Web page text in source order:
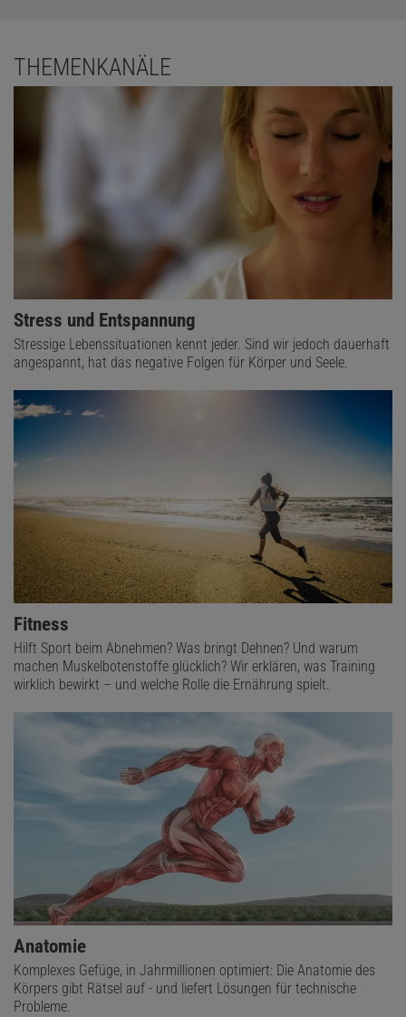
THEMENKANÄLE
Stress und Entspannung
Stressige Lebenssituationen kennt jeder. Sind wir jedoch dauerhaft
angespannt, hat das negative Folgen für Körper und Seele.
Fitness
Hilft Sport beim Abnehmen? Was bringt Dehnen? Und warum
machen Muskelbotenstoffe glücklich? Wir erklären, was Training
wirklich bewirkt – und welche Rolle die Ernährung spielt.
Anatomie
Komplexes Gefüge, in Jahrmillionen optimiert: Die Anatomie des
Körpers gibt Rätsel auf - und liefert Lösungen für technische
Probleme.